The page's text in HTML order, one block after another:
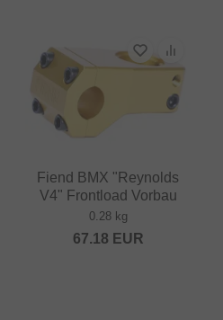
Fiend BMX "Reynolds
V4" Frontload Vorbau
0.28 kg
67.18 EUR